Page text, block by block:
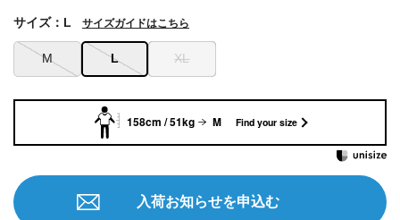
M L XL
サイズ：L サイズガイドはこちら
入荷お知らせを申込む
158cm / 51kg M Find your size